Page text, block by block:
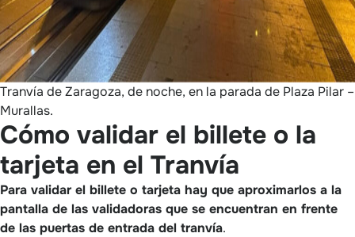
Tranvía de Zaragoza, de noche, en la parada de Plaza Pilar –
Murallas.
Cómo validar el billete o la
tarjeta en el Tranvía
Para validar el billete o tarjeta hay que aproximarlos a la
pantalla de las validadoras que se encuentran en frente
de las puertas de entrada del tranvía.